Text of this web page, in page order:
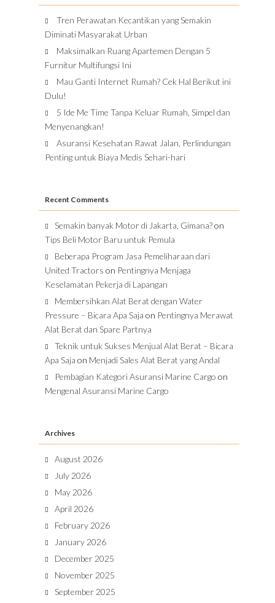
Tren Perawatan Kecantikan yang Semakin
Diminati Masyarakat Urban
Maksimalkan Ruang Apartemen Dengan 5
Furnitur Multifungsi Ini
Mau Ganti Internet Rumah? Cek Hal Berikut ini
Dulu!
5 Ide Me Time Tanpa Keluar Rumah, Simpel dan
Menyenangkan!
Asuransi Kesehatan Rawat Jalan, Perlindungan
Penting untuk Biaya Medis Sehari-hari
Recent Comments
Semakin banyak Motor di Jakarta, Gimana?on
Tips Beli Motor Baru untuk Pemula
Beberapa Program Jasa Pemeliharaan dari
United Tractors on Pentingnya Menjaga
Keselamatan Pekerja di Lapangan
Membersihkan Alat Berat dengan Water
Pressure – Bicara Apa Saja on Pentingnya Merawat
Alat Berat dan Spare Partnya
Teknik untuk Sukses Menjual Alat Berat – Bicara
Apa Saja on Menjadi Sales Alat Berat yang Andal
Pembagian Kategori Asuransi Marine Cargo on
Mengenal Asuransi Marine Cargo
Archives
August 2026
July 2026
May 2026
April 2026
February 2026
January 2026
December 2025
November 2025
September 2025